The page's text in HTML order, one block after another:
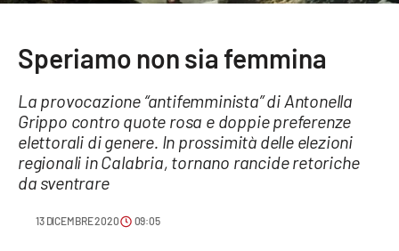
Sport
Cultura
Podcast
Meteo
Speriamo non sia femmina
La provocazione “antifemminista” di Antonella
Grippo contro quote rosa e doppie preferenze
elettorali di genere. In prossimità delle elezioni
regionali in Calabria, tornano rancide retoriche
da sventrare
13 DICEMBRE 2020 09:05